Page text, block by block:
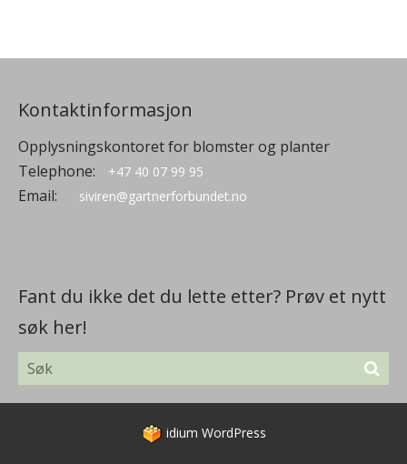
Kontaktinformasjon
Opplysningskontoret for blomster og planter
Telephone:
+47 40 07 99 95
Email: siviren@gartnerforbundet.no
Fant du ikke det du lette etter? Prøv et nytt
søk her!
idium WordPress